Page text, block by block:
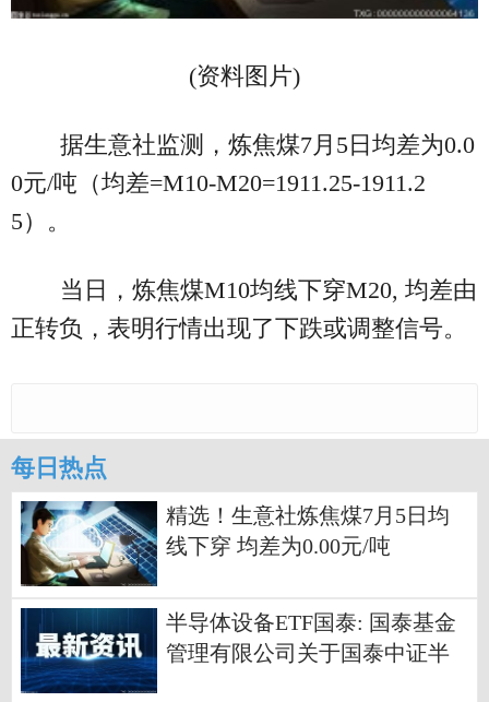
(资料图片)
据生意社监测，炼焦煤7月5日均差为0.0
0元/吨（均差=M10-M20=1911.25-1911.2
5）。
当日，炼焦煤M10均线下穿M20, 均差由
正转负，表明行情出现了下跌或调整信号。
每日热点
精选！生意社炼焦煤7月5日均
线下穿 均差为0.00元/吨
半导体设备ETF国泰: 国泰基金
管理有限公司关于国泰中证半